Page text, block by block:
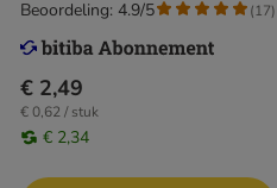
€ 2,49
€ 0,62 / stuk
€ 2,34
Beoordeling: 4.9/5 (17)